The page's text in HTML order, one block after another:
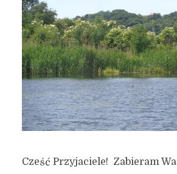
Cześć Przyjaciele! Zabieram